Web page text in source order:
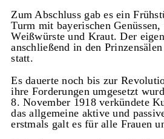
Zum Abschluss gab es ein
Turm mit bayerischen
Weißwürste und Kraut. Der
anschließend in den Prinzensälen
statt.
Es dauerte noch bis zur
ihre Forderungen umgesetzt
8. November 1918 verkündete
das allgemeine aktive und
erstmals galt es für alle Frauen